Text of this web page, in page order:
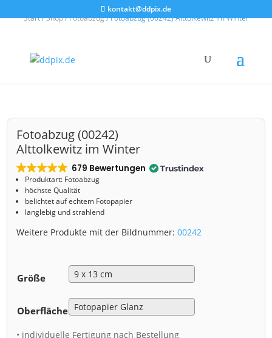
kontakt@ddpix.de
Start/Shop/Fotoabzug/ Fotoabzug (00242) Alttolkewitz im Winter
Fotoabzug (00242)
Alttolkewitz im Winter
679 Bewertungen
Produktart: Fotoabzug
höchste Qualität
belichtet auf echtem Fotopapier
langlebig und strahlend
Weitere Produkte mit der Bildnummer:00242
Größe
Oberfläche
• individuelle Fertigung nach Bestellung